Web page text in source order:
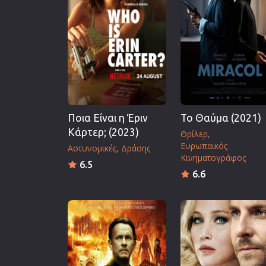
Επιστημονικής Φαντασίας
Εποχής
Ευρωπαικός
Θρησκευτικές
Θρίλερ
Ιστορικές
Καταστροφής
Κλασσικές
Ποια Είναι η Έριν
Κάρτερ; (2023)
Αστυνομικές Δράσης
6.5
Το Θαύμα (2021)
Θρίλερ
Ευρωπαικός
Κινηματογράφος
6.6